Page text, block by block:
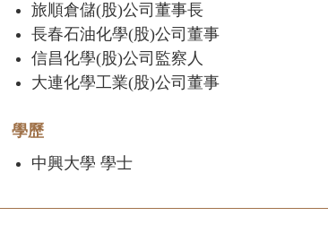
旅順倉儲(股)公司董事長
長春石油化學(股)公司董事
信昌化學(股)公司監察人
大連化學工業(股)公司董事
學歷
中興大學 學士